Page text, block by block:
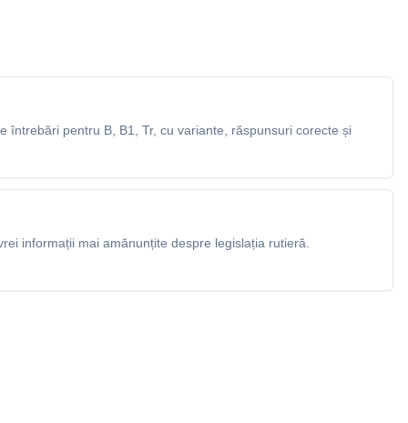
întrebări pentru B, B1, Tr, cu variante, răspunsuri corecte și
informații mai amănunțite despre legislația rutieră.